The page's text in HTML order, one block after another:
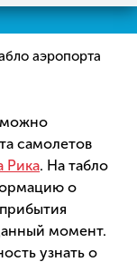
аэропорта
можно
самолетов
Рика. На табло
о
момент.
узнать о